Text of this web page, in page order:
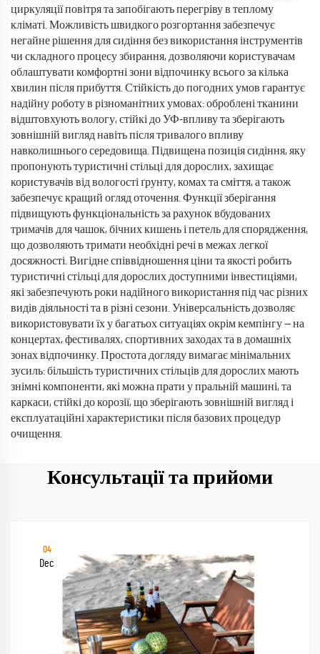
циркуляції повітря та запобігають перегріву в теплому
кліматі. Можливість швидкого розгортання забезпечує
негайне рішення для сидіння без використання інструментів
чи складного процесу збирання, дозволяючи користувачам
облаштувати комфортні зони відпочинку всього за кілька
хвилин після прибуття. Стійкість до погодних умов гарантує
надійну роботу в різноманітних умовах: оброблені тканини
відштовхують вологу, стійкі до УФ-впливу та зберігають
зовнішній вигляд навіть після тривалого впливу
навколишнього середовища. Підвищена позиція сидіння, яку
пропонують туристичні стільці для дорослих, захищає
користувачів від вологості ґрунту, комах та сміття, а також
забезпечує кращий огляд оточення. Функції зберігання
підвищують функціональність за рахунок вбудованих
тримачів для чашок, бічних кишень і петель для спорядження,
що дозволяють тримати необхідні речі в межах легкої
досяжності. Вигідне співвідношення ціни та якості робить
туристичні стільці для дорослих доступними інвестиціями,
які забезпечують роки надійного використання під час різних
видів діяльності та в різні сезони. Універсальність дозволяє
використовувати їх у багатьох ситуаціях окрім кемпінгу — на
концертах, фестивалях, спортивних заходах та в домашніх
зонах відпочинку. Простота догляду вимагає мінімальних
зусиль: більшість туристичних стільців для дорослих мають
знімні компоненти, які можна прати у пральній машині, та
каркаси, стійкі до корозії, що зберігають зовнішній вигляд і
експлуатаційні характеристики після базових процедур
очищення.
Консультації та прийоми
04
Dec